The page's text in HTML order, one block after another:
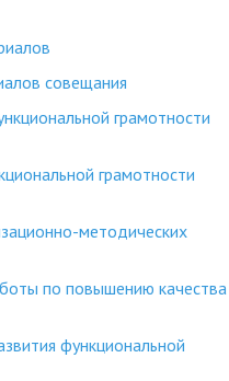
совещания
грамотности
грамотности
методических
по повышению качества
функциональной